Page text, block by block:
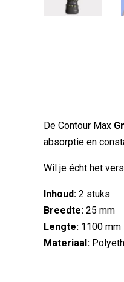
De Contour Max
absorptie en
Wil je écht het
Inhoud: 2 stuks
Breedte: 25 mm
Lengte: 1100 mm
Materiaal: